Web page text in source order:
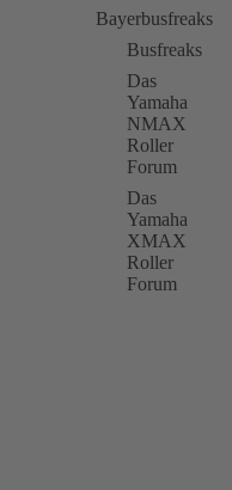
Bayerbusfreaks
Busfreaks
Das
Yamaha
NMAX
Roller
Forum
Das
Yamaha
XMAX
Roller
Forum